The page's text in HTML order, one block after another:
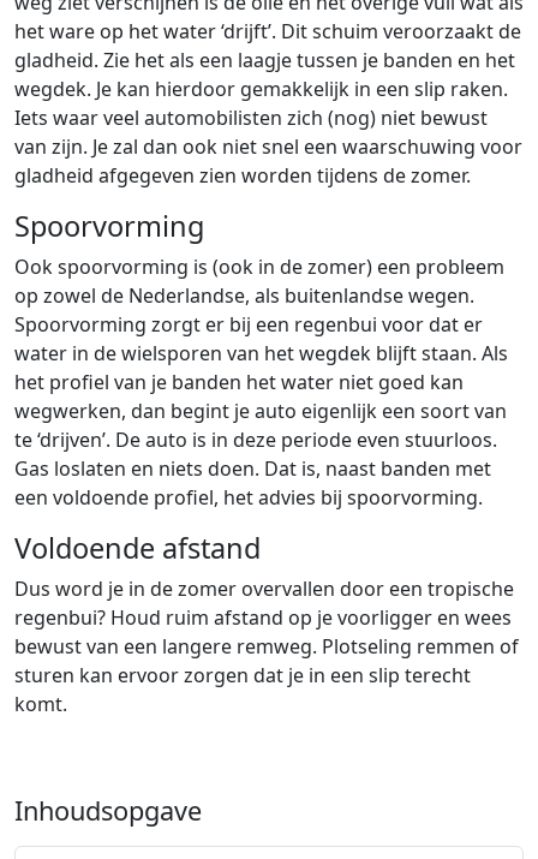
het ware op het water ‘drijft’. Dit schuim veroorzaakt de
gladheid. Zie het als een laagje tussen je banden en het
wegdek. Je kan hierdoor gemakkelijk in een slip raken.
Iets waar veel automobilisten zich (nog) niet bewust
van zijn. Je zal dan ook niet snel een waarschuwing voor
gladheid afgegeven zien worden tijdens de zomer.
Spoorvorming
Ook spoorvorming is (ook in de zomer) een probleem
op zowel de Nederlandse, als buitenlandse wegen.
Spoorvorming zorgt er bij een regenbui voor dat er
water in de wielsporen van het wegdek blijft staan. Als
het profiel van je banden het water niet goed kan
wegwerken, dan begint je auto eigenlijk een soort van
te ‘drijven’. De auto is in deze periode even stuurloos.
Gas loslaten en niets doen. Dat is, naast banden met
een voldoende profiel, het advies bij spoorvorming.
Voldoende afstand
Dus word je in de zomer overvallen door een tropische
regenbui? Houd ruim afstand op je voorligger en wees
bewust van een langere remweg. Plotseling remmen of
sturen kan ervoor zorgen dat je in een slip terecht
komt.
Inhoudsopgave